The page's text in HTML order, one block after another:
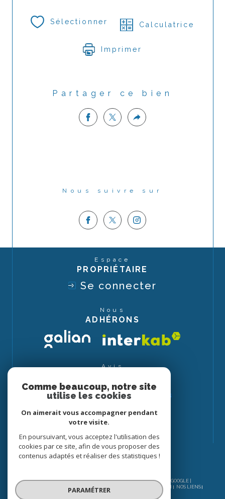
Sélectionner Calculatrice
Imprimer
Partager ce bien
Nous suivre sur
Espace
PROPRIÉTAIRE
Se connecter
Nous
ADHÉRONS
Avis
© 2026 | TOUS DROITS RÉSERVÉS | TRADUCTION POWERED BY GOOGLE |
PLAN DU SITE MENTIONS LÉGALES ADMIN
NOS LIENS
POLITIQUE RGPD
Comme beaucoup, notre site
utilise les cookies
On aimerait vous accompagner pendant
votre visite.
En poursuivant, vous acceptez l'utilisation des
cookies par ce site, afin de vous proposer des
contenus adaptés et réaliser des statistiques !
PARAMÉTRER